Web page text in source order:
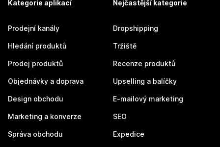
Kategorie aplikací
Prodejní kanály
Hledání produktů
Prodej produktů
Objednávky a doprava
Design obchodu
Marketing a konverze
Správa obchodu
Nejčastější kategorie
Dropshipping
Tržiště
Recenze produktů
Upselling a balíčky
E-mailový marketing
SEO
Expedice